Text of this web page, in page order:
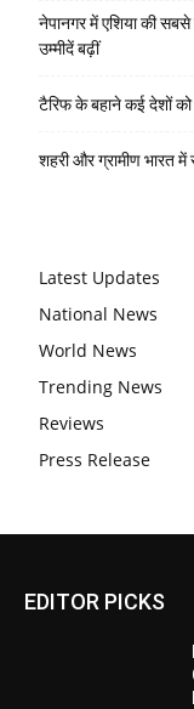
नेपानगर में एशिया की
उम्मीदें बढ़ीं
टैरिफ के बहाने कई देशों को
शहरी और ग्रामीण भारत
Latest Updates
National News
World News
Trending News
Reviews
Press Release
EDITOR PICKS